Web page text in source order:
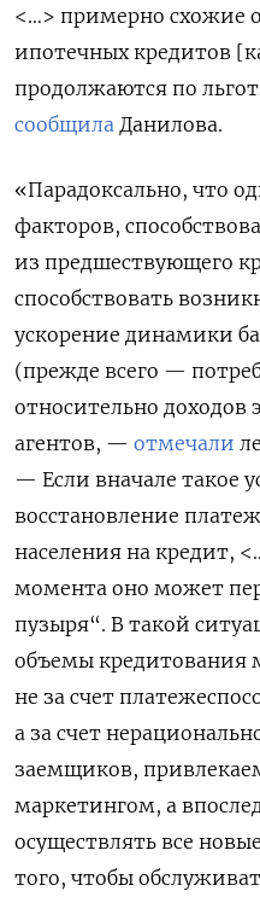
<…> примерно схожие
ипотечных кредитов
продолжаются по
сообщила Данилова.
«Парадоксально, что
факторов,
из предшествующего
способствовать
ускорение динамики
(прежде всего —
относительно доходов
агентов, — отмечали
— Если вначале такое
восстановление
населения на кредит,
момента оно может
пузыря“. В такой
объемы кредитования
не за счет
а за счет
заемщиков,
маркетингом, а
осуществлять все
того, чтобы